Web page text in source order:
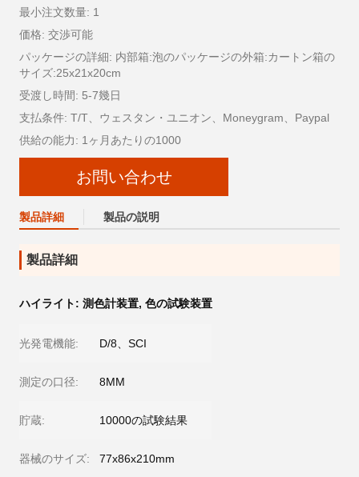
最小注文数量: 1
価格: 交渉可能
パッケージの詳細: 内部箱:泡のパッケージの外箱:カートン箱の
サイズ:25x21x20cm
受渡し時間: 5-7幾日
支払条件: T/T、ウェスタン・ユニオン、Moneygram、Paypal
供給の能力: 1ヶ月あたりの1000
お問い合わせ
製品詳細 製品の説明
製品詳細
ハイライト: 測色計装置, 色の試験装置
光発電機能: D/8、SCI
測定の口径: 8MM
貯蔵: 10000の試験結果
器械のサイズ: 77x86x210mm